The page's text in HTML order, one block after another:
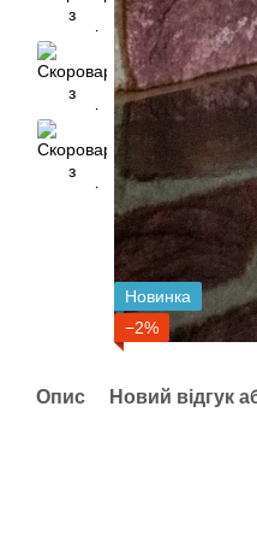
Новинка
−2%
Опис Новий відгук